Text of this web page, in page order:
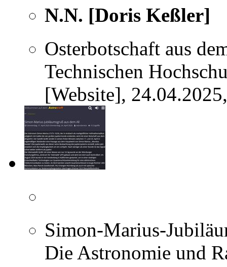
N.N. [Doris Keßler]
Osterbotschaft aus
Technischen
[Website],
Simon-Marius-
Die Astronomie und